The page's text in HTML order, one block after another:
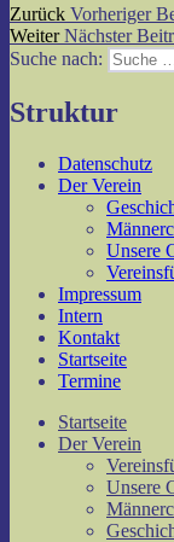
Zurück Vorheriger
Weiter Nächster
Suche nach:
Struktur
Datenschutz
Der Verein
Unsere
Impressum
Intern
Kontakt
Startseite
Termine
Startseite
Der Verein
Unsere